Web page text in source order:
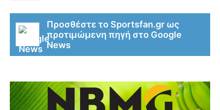
Προσθέστε το Sportsfan.gr ως
προτιμώμενη πηγή στο Google
News